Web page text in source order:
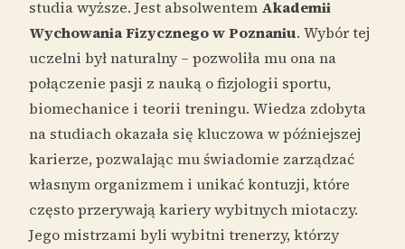
studia wyższe. Jest absolwentem Akademii
Wychowania Fizycznego w Poznaniu. Wybór tej
uczelni był naturalny – pozwoliła mu ona na
połączenie pasji z nauką o fizjologii sportu,
biomechanice i teorii treningu. Wiedza zdobyta
na studiach okazała się kluczowa w późniejszej
karierze, pozwalając mu świadomie zarządzać
własnym organizmem i unikać kontuzji, które
często przerywają kariery wybitnych miotaczy.
Jego mistrzami byli wybitni trenerzy, którzy